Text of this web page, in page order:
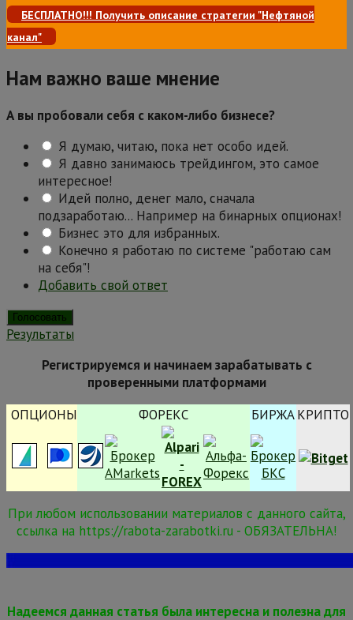
БЕСПЛАТНО!!! Получить описание стратегии "Нефтяной
канал"
Нам важно ваше мнение
А вы пробовали себя с каком-либо бизнесе?
Я думаю, читаю, пока нет особо идей.
Я давно занимаюсь трейдингом, это самое
интересное!
Идей полно, денег мало, сначала
подзаработаю... Например на бинарных опционах!
Бизнес это для избранных.
Конечно я работаю по системе "работаю сам
на себя"!
Добавить свой ответ
Результаты
Регистрируемся и начинаем зарабатывать с
проверенными платформами
ОПЦИОНЫ
ФОРЕКС БИРЖАКРИПТО
При любом использовании материалов с данного сайта,
ссылка на https://rabota-zarabotki.ru - ОБЯЗАТЕЛЬНА!
Надеемся данная статья была интересна и полезна для